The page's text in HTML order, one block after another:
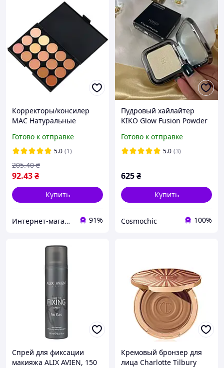
Корректоры/консилер
МАС Натуральные
Готово к отправке
5.0 (1)
92.43₴
205.40 ₴
Купить
Интернет-магазин Allegoriya 91%
Пудровый хайлайтер
KIKO Glow Fusion Powder
Champagne
Готово к отправке
5.0 (3)
625₴
Купить
Cosmochic 100%
Спрей для фиксации
макияжа ALIX AVIEN, 150
Кремовый бронзер для
лица Charlotte Tilbury